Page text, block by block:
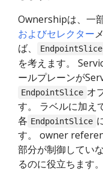
Ownershipは、一
およびセレクター
ば、
EndpointSlice
を考えます。
ールプレーンが
EndpointSlice オ
す。 ラベルに加え
各 EndpointSlice
す。 owner
部分が制御してい
るのに役立ちます。